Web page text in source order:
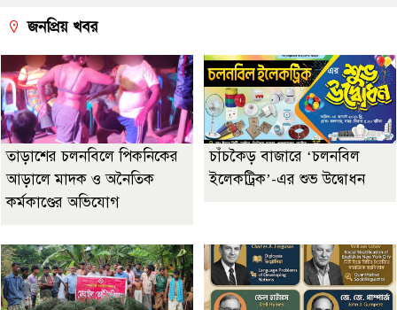
জনপ্রিয় খবর
তাড়াশের চলনবিলে পিকনিকের
আড়ালে মাদক ও অনৈতিক
কর্মকাণ্ডের অভিযোগ
চাঁচকৈড় বাজারে ‘চলনবিল
ইলেকট্রিক’-এর শুভ উদ্বোধন